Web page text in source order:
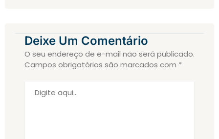
Deixe Um Comentário
O seu endereço de e-mail não será publicado.
Campos obrigatórios são marcados com *
aqui...